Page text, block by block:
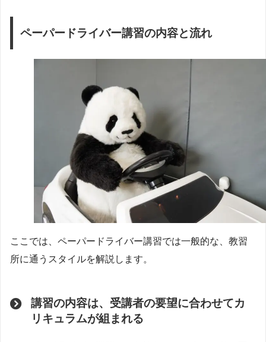
ペーパードライバー講習の内容と流れ
ここでは、ペーパードライバー講習では一般的な、教習
所に通うスタイルを解説します。
講習の内容は、受講者の要望に合わせてカ
リキュラムが組まれる